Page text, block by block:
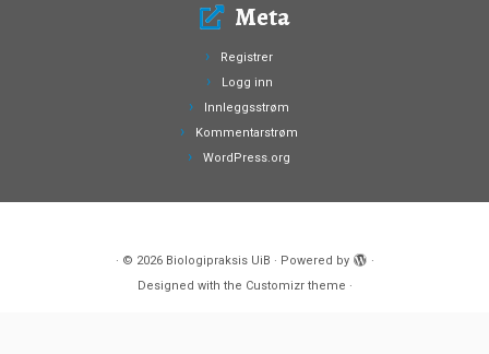
Meta
Registrer
Logg inn
Innleggsstrøm
Kommentarstrøm
WordPress.org
· © 2026 Biologipraksis UiB · Powered by
·
Designed with the Customizr theme ·